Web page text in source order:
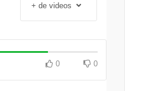
Holding : « We have already
+ de videos
0 0